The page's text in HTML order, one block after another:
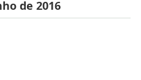
de 2016